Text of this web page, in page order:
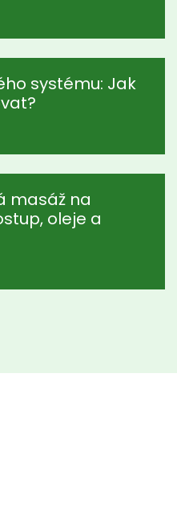
systému: Jak
masáž na
oleje a